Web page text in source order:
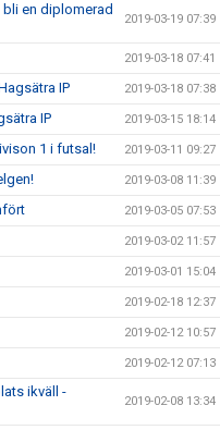
en diplomerad
2019-03-19 07:39
2019-03-18 07:41
IP 2019-03-18 07:38
IP 2019-03-15 18:14
1 i futsal! 2019-03-11 09:27
2019-03-08 11:39
2019-03-05 07:53
2019-03-02 11:57
2019-03-01 15:04
2019-02-18 12:37
2019-02-12 10:57
2019-02-12 07:13
ikväll -
2019-02-08 13:34